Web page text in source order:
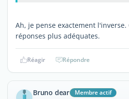
Ah, je pense exactement
réponses plus adéquates.
Réagir Répondre
Bruno dear Membre actif